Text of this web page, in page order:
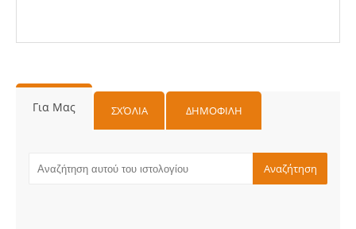
Για Μας ΣΧΌΛΙΑ ΔΗΜΟΦΙΛΗ